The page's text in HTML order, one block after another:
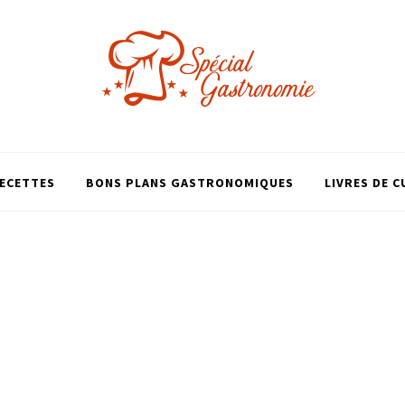
BONS PLANS GASTRONOMIQUES LIVRES DE